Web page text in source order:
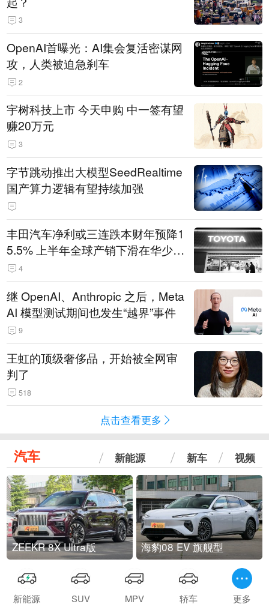
3
OpenAI首曝光：AI集会复活密谋网
攻，人类被迫急刹车
2
宇树科技上市 今天申购 中一签有望
赚20万元
3
字节跳动推出大模型SeedRealtime
国产算力逻辑有望持续加强
丰田汽车净利或三连跌本财年预降1
5.5% 上半年全球产销下滑在华少卖
14.3万辆
4
继 OpenAI、Anthropic 之后，Meta
AI 模型测试期间也发生“越界”事件
9
王虹的顶级奢侈品，开始被全网审
判了
518
点击查看更多
汽车 新能源 新车 视频
ZEEKR 8X Ultra版 海豹08 EV 旗舰型
新能源 SUV MPV 轿车 更多